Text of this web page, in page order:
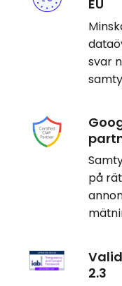
EU
svar
på
2.3